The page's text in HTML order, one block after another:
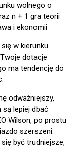
wolnego o
n + 1 gra teorii
i ekonomii
w kierunku
dotacje
ma tendencję do
odważniejszy,
są lepiej dbać
Wilson, po prostu
szerszeni.
być trudniejsze,